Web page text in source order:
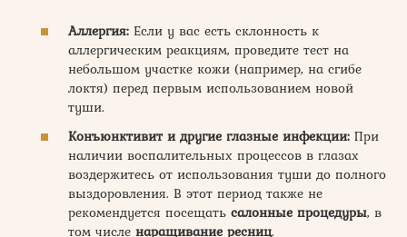
Аллергия: Если у вас есть склонность к
аллергическим реакциям, проведите тест на
небольшом участке кожи (например, на сгибе
локтя) перед первым использованием новой
туши.
Конъюнктивит и другие глазные инфекции: При
наличии воспалительных процессов в глазах
воздержитесь от использования туши до полного
выздоровления. В этот период также не
рекомендуется посещать салонные процедуры, в
том числе наращивание ресниц.